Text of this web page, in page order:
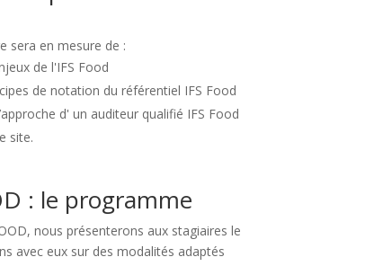
sera en mesure de :
de l'IFS Food
de notation du référentiel IFS Food
d' un auditeur qualifié IFS Food
site.
: le programme
nous présenterons aux stagiaires le
avec eux sur des modalités adaptés